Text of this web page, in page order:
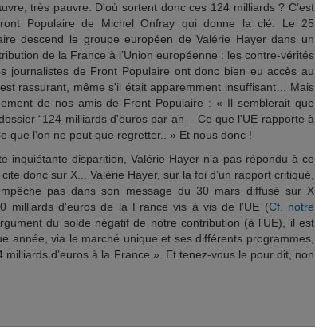
très pauvre. D'où sortent donc ces 124 milliards ? C’est
Populaire de Michel Onfray qui donne la clé. Le 25
descend le groupe européen de Valérie Hayer dans un
de la France à l’Union européenne : les contre-vérités
journalistes de Front Populaire ont donc bien eu accès au
rassurant, même s'il était apparemment insuffisant… Mais
de nos amis de Front Populaire : « Il semblerait que
“124 milliards d'euros par an – Ce que l'UE rapporte à
que l'on ne peut que regretter.. » Et nous donc !
inquiétante disparition, Valérie Hayer n’a pas répondu à ce
donc sur X... Valérie Hayer, sur la foi d’un rapport critiqué,
pas dans son message du 30 mars diffusé sur X
milliards d'euros de la France vis à vis de l'UE (Cf. notre
du solde négatif de notre contribution (à l’UE), il est
année, via le marché unique et ses différents programmes,
milliards d’euros à la France ». Et tenez-vous le pour dit, non